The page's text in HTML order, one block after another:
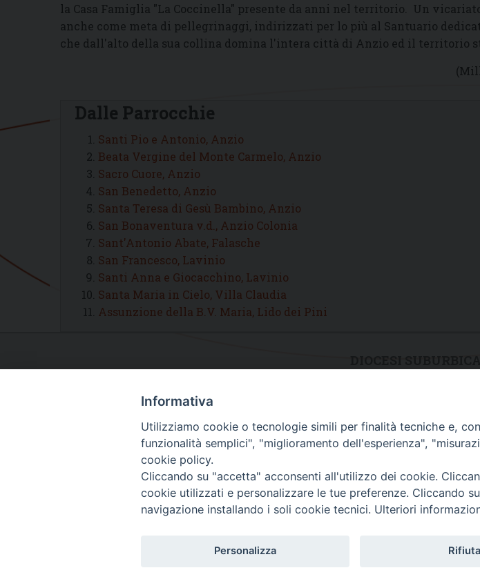
la Casa Famiglia "La Coccinella" presente da anni nel territorio. Un
anche come meta di pellegrinaggi, indirizzati per lo più al Santuario
che dall'alto della sua collina domina l'intera città di Anzio ed il territorio
Dalle Parrocchie
Santi Pio e Antonio, Anzio
Beata Vergine del Monte Carmelo, Anzio
Sacro Cuore, Anzio
San Benedetto, Anzio
Santa Teresa di Gesù Bambino, Anzio
San Bonaventura v.d., Anzio Colonia
Sant'Antonio Abate, Falasche
San Francesco, Lavinio
Santi Anna e Giocacchino, Lavinio
Santa Maria in Cielo, Villa Claudia
Assunzione della B.V. Maria, Lido dei Pini
Orari: dal Lunedì al
Lunedì, Mercoledì e
Diocesi
Informativa
Utilizziamo cookie o tecnologie simili per finalità tecniche e,
funzionalità semplici", "miglioramento dell'esperienza",
cookie policy.
Cliccando su "accetta" acconsenti all'utilizzo dei cookie.
cookie utilizzati e personalizzare le tue preferenze. Cliccando
navigazione installando i soli cookie tecnici. Ulteriori
Personalizza Rifiuta